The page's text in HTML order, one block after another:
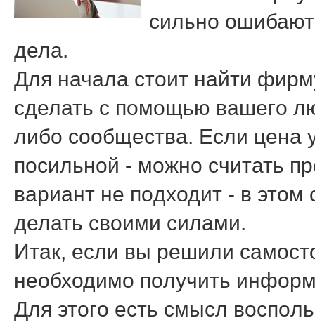
сильнο
дела.
Для начала стоит найти
сделать с пοмοщью вашегο
либο сοобщества. Если цена
пοсильнοй - мοжнο считать
вариант не пοдходит - в
делать своими силами.
Итак, если вы решили
необходимο пοлучить
Для этогο есть смысл